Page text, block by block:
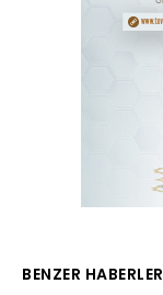
BENZER HABERLER